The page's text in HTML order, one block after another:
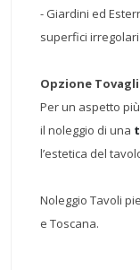
- Giardini ed
superfici
Opzione
Per un aspetto
il noleggio di una
l’estetica del
Noleggio Tavoli
e Toscana.